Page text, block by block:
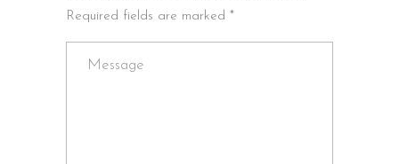
Required fields are marked *